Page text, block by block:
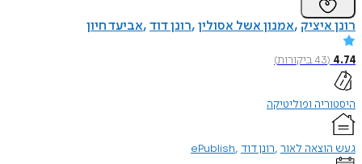
רונן איציק אמנון אשל אסולין רונן דוד אביעד חיון
4.74
(
43ביקורות)
היסטוריה ופוליטיקה
געש הוצאה לאור רונן דוד ePublish